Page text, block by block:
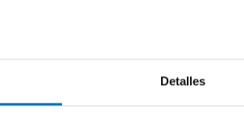
Detalles